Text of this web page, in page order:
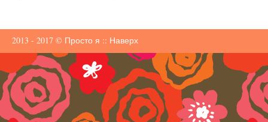
2013 - 2017 © Просто я :: Наверх